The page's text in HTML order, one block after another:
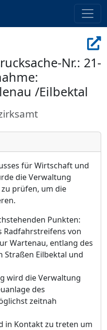
Nr.: 21-
/Eilbektal
für Wirtschaft und
die Verwaltung
prüfen, um die
Punkten:
Radfahrstreifens von
Wartenau, entlang des
Straßen Eilbektal und
wird die Verwaltung
des
zeitnah
in Kontakt zu treten um